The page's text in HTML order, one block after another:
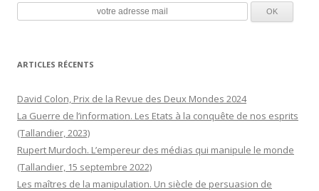
ARTICLES RÉCENTS
David Colon, Prix de la Revue des Deux Mondes 2024
La Guerre de l’information. Les Etats à la conquête de nos esprits
(Tallandier, 2023)
Rupert Murdoch. L’empereur des médias qui manipule le monde
(Tallandier, 15 septembre 2022)
Les maîtres de la manipulation. Un siècle de persuasion de